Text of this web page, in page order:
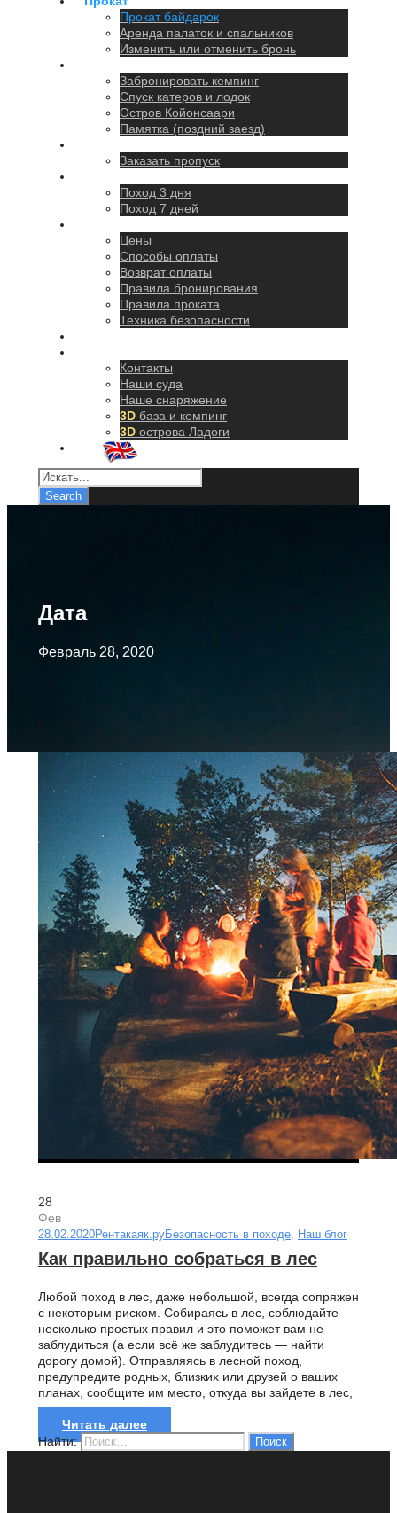
Прокат байдарок
Аренда палаток и спальников
Изменить или отменить бронь
Забронировать кемпинг
Спуск катеров и лодок
Остров Койонсаари
Памятка (поздний заезд)
Заказать пропуск
Поход 3 дня
Поход 7 дней
Цены
Способы оплаты
Возврат оплаты
Правила бронирования
Правила проката
Техника безопасности
Контакты
Наши суда
Наше снаряжение
3D база и кемпинг
3D острова Ладоги
Дата
Февраль 28, 2020
28
Фев
28.02.2020Рентакаяк.руБезопасность в походе, Наш блог
Как правильно собраться в лес
Любой поход в лес, даже небольшой, всегда сопряжен
с некоторым риском. Собираясь в лес, соблюдайте
несколько простых правил ­и это поможет вам не
заблудиться (а если всё же заблудитесь — найти
дорогу домой). Отправляясь в лесной поход,
предупредите родных, близких или друзей о ваших
планах, сообщите им место, откуда вы зайдете в лес,
и договоритесь...
Читать далее
Найти: